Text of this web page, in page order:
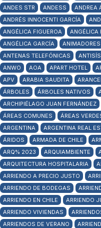
ANDES STR
ANDESS ANDREA
ANDRÉS INNOCENTI GARCÍA
ANGÉLICA FIGUEROA
ANGÉLICA
ANGÉLICA GARCÍA
ANIMADORES
ANTENAS TELEFÓNICAS
ANWO
AOA APART HOTEL
APV
ARABIA SAUDITA
ÁRBOLES
ÁRBOLES NATIVOS
ARCHIPIÉLAGO JUAN FERNÁNDEZ
ÁREAS COMUNES
ÁREAS
ARGENTINA
ARGENTINA REAL
ÁRIDOS
ARMADA DE CHILE
ARQ% 2023
ARQUIAMBIENTE
ARQUITECTURA HOSPITALARIA
ARRIENDO A PRECIO JUSTO
ARRIENDO DE BODEGAS
ARRIENDO EN CHILE
ARRIENDO
ARRIENDO VIVIENDAS
ARRIENDOS DE VERANO